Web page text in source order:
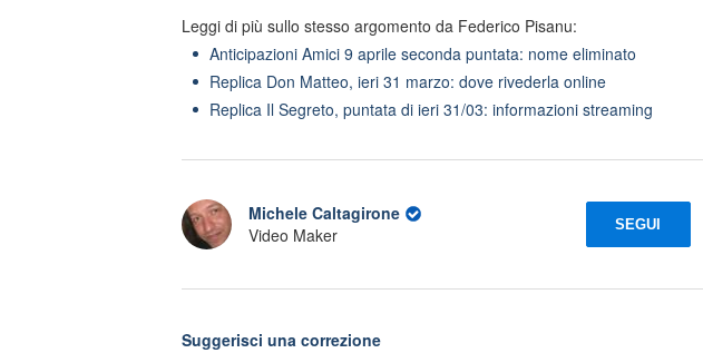
Leggi di più sullo stesso argomento da Federico Pisanu:
Anticipazioni Amici 9 aprile seconda puntata: nome eliminato
Replica Don Matteo, ieri 31 marzo: dove rivederla online
Replica Il Segreto, puntata di ieri 31/03: informazioni streaming
Michele Caltagirone
Video Maker
SEGUI
Suggerisci una correzione